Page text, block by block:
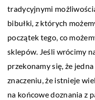
tradycyjnymi
bibułki, z których
początek tego, co
sklepów. Jeśli wrócimy
przekonamy się, że
znaczeniu, że istnieje
na końcowe doznania z